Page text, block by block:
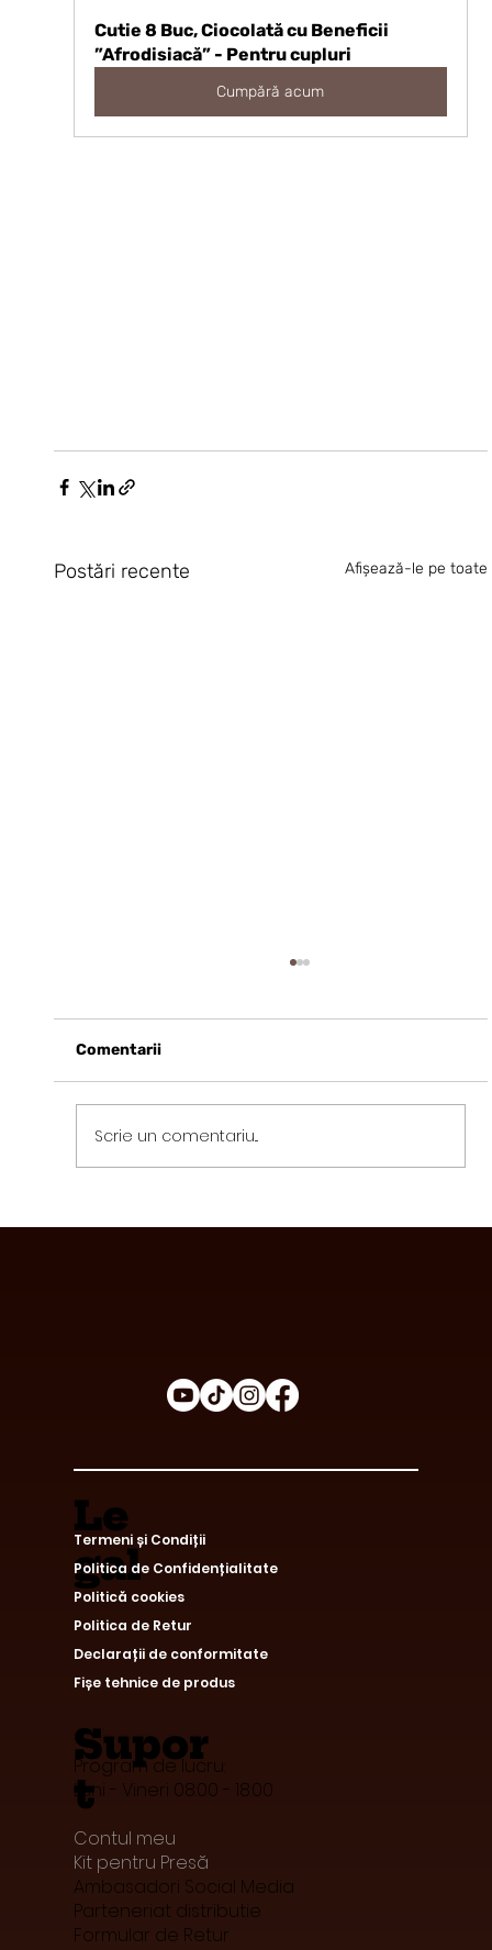
Cutie 8 Buc, Ciocolată cu Beneficii
”Afrodisiacă” - Pentru cupluri
Cumpără acum
Postări recente Afișează-le pe toate
Comentarii
Scrie un comentariu...
Le
gal
Supor
t
Program de lucru:
Luni - Vineri 08:00 - 18:00
Contul meu
Kit pentru Presă
Ambasadori Social Media
Parteneriat distributie
Formular de Retur
Termeni și Condiții
Politica de Confidențialitate
Politică cookies
Politica de Retur
Declarații de conformitate
Fișe tehnice de produs